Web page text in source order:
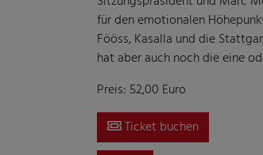
für den emotionalen
Fööss, Kasalla und die
hat aber auch noch die eine
Preis: 52,00 Euro
Ticket buchen